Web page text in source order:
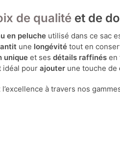
de qualité et de
en peluche utilisé dans ce sac
une longévité tout en
unique et sesdétails raffinés en
idéal pourajouter une touche de
l’excellence à travers nos